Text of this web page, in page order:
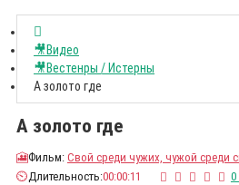
🎥Видео
🎥Вестенры / Истерны
А золото где
А золото где
🎦Фильм: Свой среди чужих, чужой среди
⏲️Длительность:00:00:11 0